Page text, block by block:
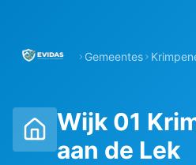
Gemeentes
Wijk 01
aan de Lek